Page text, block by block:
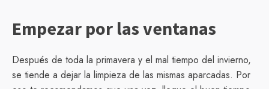
Empezar por las ventanas
Después de toda la primavera y el mal tiempo del invierno,
se tiende a dejar la limpieza de las mismas aparcadas. Por